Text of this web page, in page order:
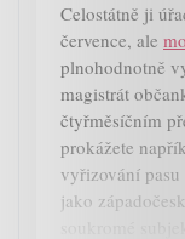
Celostátně ji
července, ale
plnohodnotně
magistrát
čtyřměsíčním
prokážete
vyřizování
jako